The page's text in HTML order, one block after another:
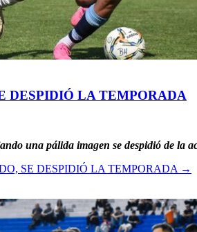
DESPIDIÓ LA TEMPORADA
una pálida imagen se despidió de la
SE DESPIDIÓ LA TEMPORADA →